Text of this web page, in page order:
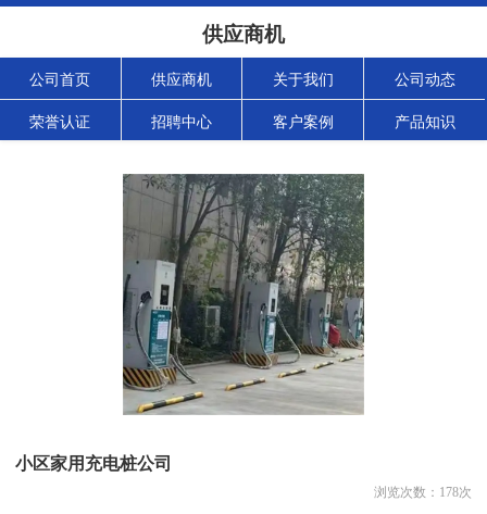
供应商机
公司首页 供应商机 关于我们 公司动态
荣誉认证 招聘中心 客户案例 产品知识
小区家用充电桩公司
浏览次数： 178次